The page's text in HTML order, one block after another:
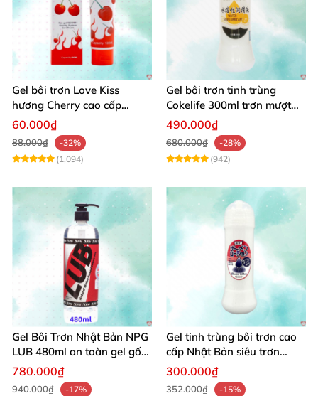
Gel bôi trơn Love Kiss
hương Cherry cao cấp
100ml dịu nhẹ an toàn
60.000₫
88.000₫
-32%
(1,094)
Gel bôi trơn tinh trùng
Cokelife 300ml trơn mượt
quan hệ gay
490.000₫
680.000₫
-28%
(942)
Gel Bôi Trơn Nhật Bản NPG
LUB 480ml an toàn gel gốc
nước, chống viêm phụ khoa
780.000₫
940.000₫
-17%
Gel tinh trùng bôi trơn cao
cấp Nhật Bản siêu trơn
300ml
300.000₫
352.000₫
-15%